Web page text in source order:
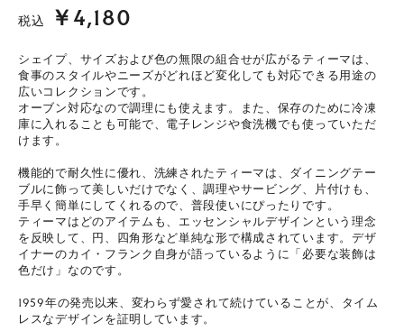
税込 ￥4,180
シェイプ、サイズおよび色の無限の組合せが広がるティーマは、
食事のスタイルやニーズがどれほど変化しても対応できる用途の
広いコレクションです。
オーブン対応なので調理にも使えます。また、保存のために冷凍
庫に入れることも可能で、電子レンジや食洗機でも使っていただ
けます。
機能的で耐久性に優れ、洗練されたティーマは、ダイニングテー
ブルに飾って美しいだけでなく、調理やサービング、片付けも、
手早く簡単にしてくれるので、普段使いにぴったりです。
ティーマはどのアイテムも、エッセンシャルデザインという理念
を反映して、円、四角形など単純な形で構成されています。デザ
イナーのカイ・フランク自身が語っているように「必要な装飾は
色だけ」なのです。
1959年の発売以来、変わらず愛されて続けていることが、タイム
レスなデザインを証明しています。